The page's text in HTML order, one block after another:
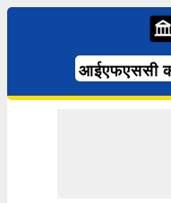
आईएफएससी